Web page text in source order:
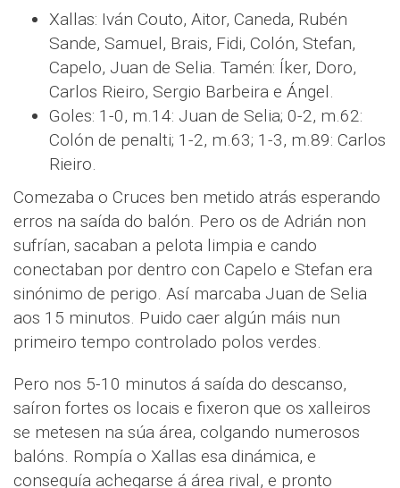
Xallas: Iván Couto, Aitor, Caneda, Rubén
Sande, Samuel, Brais, Fidi, Colón, Stefan,
Capelo, Juan de Selia. Tamén: Íker, Doro,
Carlos Rieiro, Sergio Barbeira e Ángel.
Goles: 1-0, m.14: Juan de Selia; 0-2, m.62:
Colón de penalti; 1-2, m.63; 1-3, m.89: Carlos
Rieiro.
Comezaba o Cruces ben metido atrás esperando
erros na saída do balón. Pero os de Adrián non
sufrían, sacaban a pelota limpia e cando
conectaban por dentro con Capelo e Stefan era
sinónimo de perigo. Así marcaba Juan de Selia
aos 15 minutos. Puido caer algún máis nun
primeiro tempo controlado polos verdes.
Pero nos 5-10 minutos á saída do descanso,
saíron fortes os locais e fixeron que os xalleiros
se metesen na súa área, colgando numerosos
balóns. Rompía o Xallas esa dinámica, e
conseguía achegarse á área rival, e pronto